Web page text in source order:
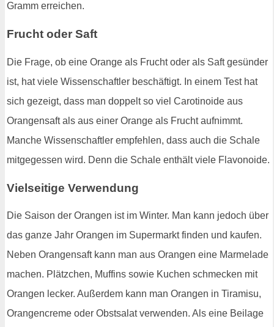
Gramm erreichen.
Frucht oder Saft
Die Frage, ob eine Orange als Frucht oder als Saft gesünder
ist, hat viele Wissenschaftler beschäftigt. In einem Test hat
sich gezeigt, dass man doppelt so viel Carotinoide aus
Orangensaft als aus einer Orange als Frucht aufnimmt.
Manche Wissenschaftler empfehlen, dass auch die Schale
mitgegessen wird. Denn die Schale enthält viele Flavonoide.
Vielseitige Verwendung
Die Saison der Orangen ist im Winter. Man kann jedoch über
das ganze Jahr Orangen im Supermarkt finden und kaufen.
Neben Orangensaft kann man aus Orangen eine Marmelade
machen. Plätzchen, Muffins sowie Kuchen schmecken mit
Orangen lecker. Außerdem kann man Orangen in Tiramisu,
Orangencreme oder Obstsalat verwenden. Als eine Beilage